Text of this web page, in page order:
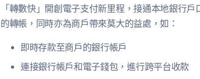
「轉數快」開創電子支付新里程，接通本地銀行
的轉帳，同時亦為商戶帶來莫大的益處，如：
即時存款至商戶的銀行帳戶
連接銀行帳戶和電子錢包，進行跨平台收款